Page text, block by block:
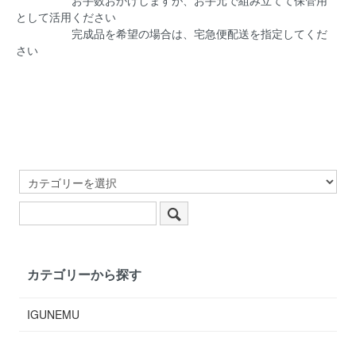
として活用ください
完成品を希望の場合は、宅急便配送を指定してくだ
さい
カテゴリーから探す
IGUNEMU